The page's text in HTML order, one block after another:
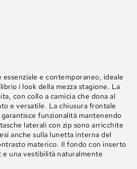
essenziale e contemporaneo, ideale
i look della mezza stagione. La
con collo a camicia che dona al
e versatile. La chiusura frontale
funzionalità mantenendo
laterali con zip sono arricchite
anche sulla lunetta interna del
materico. Il fondo con inserto
e una vestibilità naturalmente